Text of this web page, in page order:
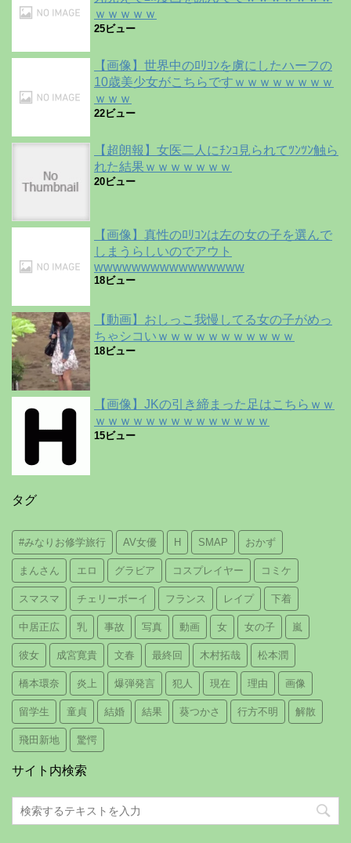
ｗｗｗｗｗ
25ビュー
【画像】世界中のﾛﾘｺﾝを虜にしたハーフの
10歳美少女がこちらですｗｗｗｗｗｗｗｗ
ｗｗｗ
22ビュー
【超朗報】女医二人にﾁﾝｺ見られてﾂﾝﾂﾝ触ら
れた結果ｗｗｗｗｗｗｗ
20ビュー
【画像】真性のﾛﾘｺﾝは左の女の子を選んで
しまうらしいのでアウト
wwwwwwwwwwwwwwww
18ビュー
【動画】おしっこ我慢してる女の子がめっ
ちゃシコいｗｗｗｗｗｗｗｗｗｗｗ
18ビュー
【画像】JKの引き締まった足はこちらｗｗ
ｗｗｗｗｗｗｗｗｗｗｗｗｗｗ
15ビュー
タグ
#みなりお修学旅行 AV女優 H SMAP おかず
まんさん エロ グラビア コスプレイヤー コミケ
スマスマ チェリーボーイ フランス レイプ 下着
中居正広 乳 事故 写真 動画 女 女の子 嵐
彼女 成宮寛貴 文春 最終回 木村拓哉 松本潤
橋本環奈 炎上 爆弾発言 犯人 現在 理由 画像
留学生 童貞 結婚 結果 葵つかさ 行方不明 解散
飛田新地 驚愕
サイト内検索